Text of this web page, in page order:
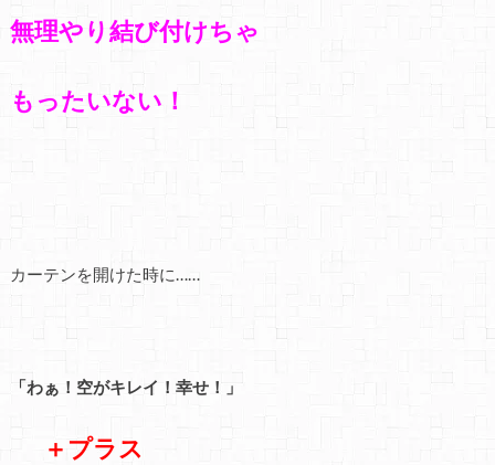
無理やり結び付けちゃ
もったいない！
カーテンを開けた時に……
「わぁ！空がキレイ！幸せ！」
＋プラス